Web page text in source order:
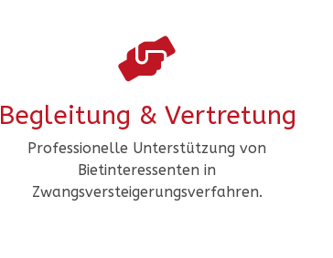
Begleitung & Vertretung​
Professionelle Unterstützung von
Bietinteressenten in
Zwangsversteigerungsverfahren.